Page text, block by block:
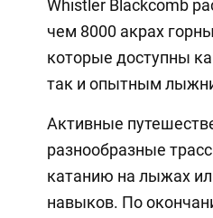
Whistler Blackcomb
чем 8000 акрах
которые доступны
так и опытным
Активные
разнообразные
катанию на лыжах
навыков. По